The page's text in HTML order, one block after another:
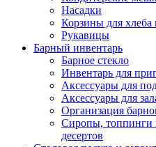
Насадки
Корзины для
Рукавицы
Барный инвентарь
Барное стекло
Инвентарь для
Аксессуары для
Аксессуары для
Организация
Сиропы, топпинги
десертов